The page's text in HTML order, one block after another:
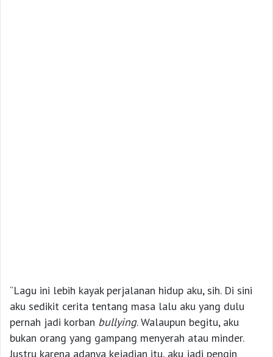
“Lagu ini lebih kayak perjalanan hidup aku, sih. Di sini
aku sedikit cerita tentang masa lalu aku yang dulu
pernah jadi korban bullying. Walaupun begitu, aku
bukan orang yang gampang menyerah atau minder.
Justru karena adanya kejadian itu, aku jadi pengin